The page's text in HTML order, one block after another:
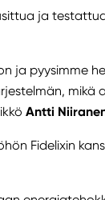
ja
ja pyysimme
mikä
Antti
Fidelixin